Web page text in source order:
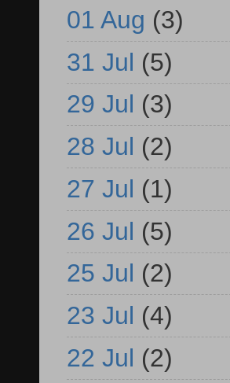
01 Aug (3)
31 Jul (5)
29 Jul (3)
28 Jul (2)
27 Jul (1)
26 Jul (5)
25 Jul (2)
23 Jul (4)
22 Jul (2)